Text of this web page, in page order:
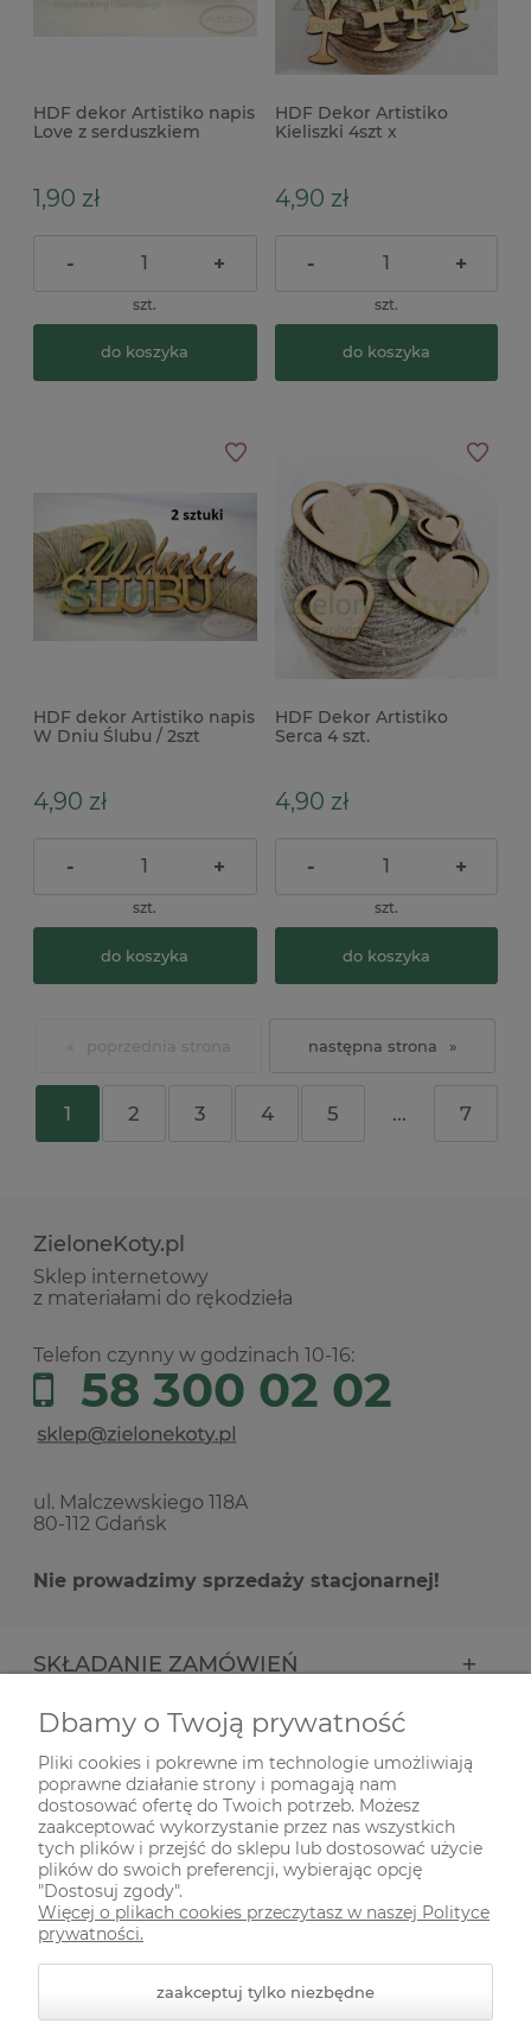
HDF dekor Artistiko napis
Love z serduszkiem
1,90 zł
- +
szt.
do koszyka
HDF Dekor Artistiko
Kieliszki 4szt x
4,90 zł
- +
szt.
do koszyka
HDF dekor Artistiko napis
W Dniu Ślubu / 2szt
4,90 zł
- +
szt.
do koszyka
HDF Dekor Artistiko
Serca 4 szt.
4,90 zł
- +
szt.
do koszyka
1 2 3 4 5 ... 7
»
ZieloneKoty.pl
Sklep internetowy
z materiałami do rękodzieła
Telefon czynny w godzinach 10-16:
58 300 02 02
ul. Malczewskiego 118A
80-112 Gdańsk
Nie prowadzimy sprzedaży stacjonarnej!
SKŁADANIE ZAMÓWIEŃ
INFORMACJE
ODWIEDŹ NAS NA
Dbamy o Twoją prywatność
Pliki cookies i pokrewne im technologie umożliwiają
poprawne działanie strony i pomagają nam
dostosować ofertę do Twoich potrzeb. Możesz
zaakceptować wykorzystanie przez nas wszystkich
tych plików i przejść do sklepu lub dostosować użycie
plików do swoich preferencji, wybierając opcję
"Dostosuj zgody".
Więcej o plikach cookies przeczytasz w naszej Polityce
prywatności.
zaakceptuj tylko niezbędne